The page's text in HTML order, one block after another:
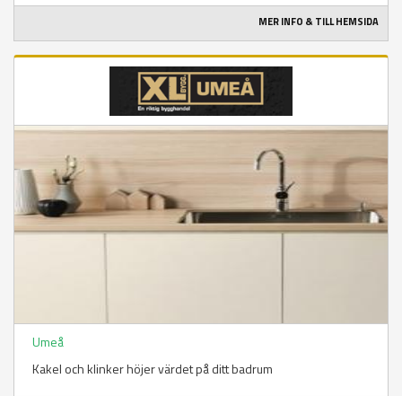
MER INFO & TILL HEMSIDA
Umeå
Kakel och klinker höjer värdet på ditt badrum